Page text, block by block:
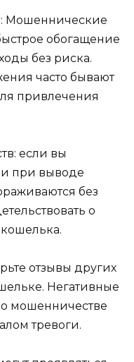
Мошеннические
обогащение
без риска.
часто бывают
привлечения
если вы
при выводе
без
о
отзывы других
Негативные
мошенничестве
тревоги.